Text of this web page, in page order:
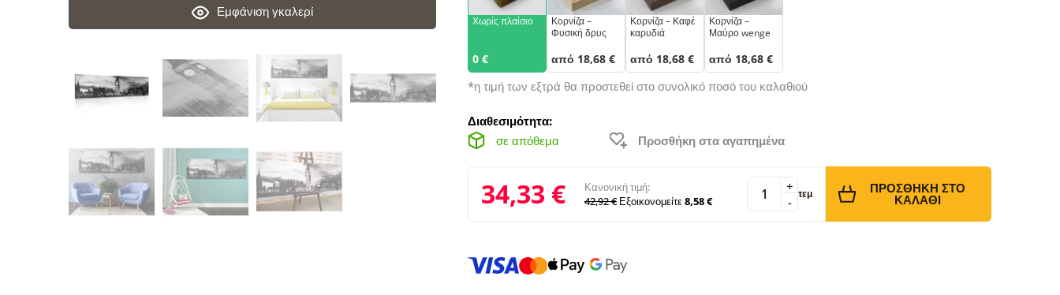
Εμφάνιση γκαλερί
Χωρίς πλαίσιο
0 €
Κορνίζα –
Φυσική δρυς
από 18,68 €
Κορνίζα – Καφέ
καρυδιά
από 18,68 €
Κορνίζα –
Μαύρο wenge
από 18,68 €
*η τιμή των εξτρά θα προστεθεί στο συνολικό ποσό του καλαθιού
Διαθεσιμότητα:
σε απόθεμα
Προσθήκη στα αγαπημένα
34,33 €
Κανονική τιμή:
42,92 € Εξοικονομείτε8,58 € -
+ τεμ ΠΡΟΣΘΉΚΗ ΣΤΟ
ΚΑΛΆΘΙ